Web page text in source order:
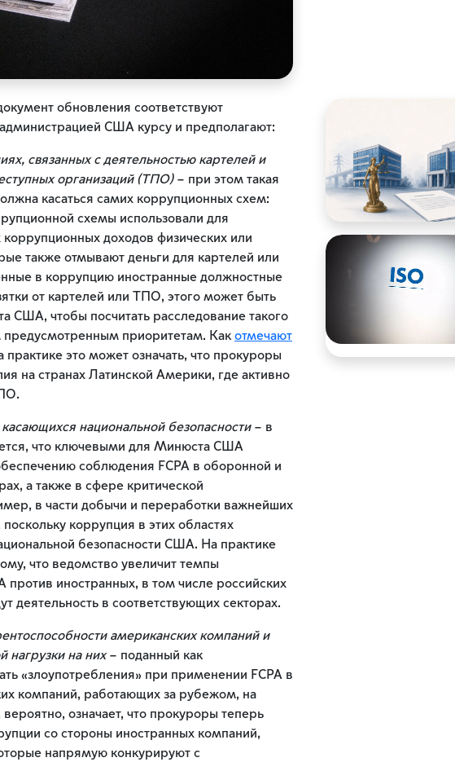
обновления соответствуют
США курсу и предполагают:
связанных с деятельностью картелей и
организаций (ТПО)– при этом такая
касаться самих коррупционных схем:
схемы использовали для
доходов физических или
также отмывают деньги для картелей или
в коррупцию иностранные должностные
от картелей или ТПО, этого может быть
США, чтобы посчитать расследование такого
предусмотренным приоритетам. Какотмечают
практике это может означать, что прокуроры
на странах Латинской Америки, где активно
национальной безопасности– в
что ключевыми для Минюста США
соблюдения FCPA в оборонной и
а также в сфере критической
в части добычи и переработки важнейших
коррупция в этих областях
безопасности США. На практике
что ведомство увеличит темпы
против иностранных, в том числе российских
деятельность в соответствующих секторах.
американских компаний и
нагрузки на них– поданный как
«злоупотребления» при применении FCPA в
компаний, работающих за рубежом, на
вероятно, означает, что прокуроры теперь
со стороны иностранных компаний,
напрямую конкурируют с